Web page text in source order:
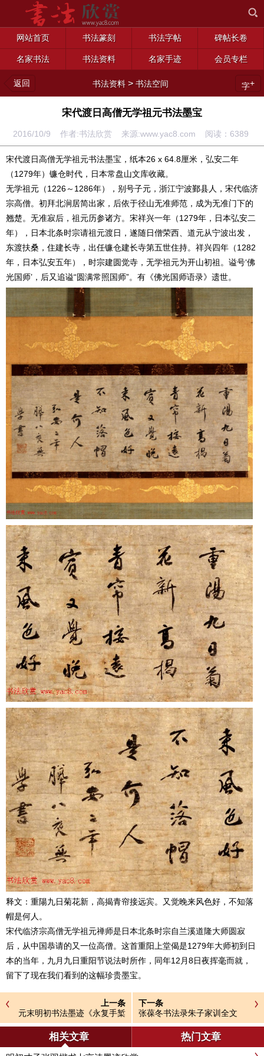
网站首页 书法篆刻 书法字帖 碑帖长卷
名家书法 书法资料 名家手迹 会员专栏
返回 书法资料 >书法空间 字+
宋代渡日高僧无学祖元书法墨宝
2016/10/9 作者:书法欣赏 来源:www.yac8.com 阅读： 6389
宋代渡日高僧无学祖元书法墨宝，纸本26 x 64.8厘米，弘安二年
（1279年）镰仓时代，日本常盘山文库收藏。
无学祖元（1226～1286年），别号子元，浙江宁波鄞县人，宋代临济
宗高僧。初拜北涧居简出家，后依于径山无准师范，成为无准门下的
翘楚。无准寂后，祖元历参诸方。宋祥兴一年（1279年，日本弘安二
年），日本北条时宗请祖元渡日，遂随日僧荣西、道元从宁波出发，
东渡扶桑，住建长寺，出任镰仓建长寺第五世住持。祥兴四年（1282
年，日本弘安五年），时宗建圆觉寺，无学祖元为开山初祖。谥号‘佛
光国师’，后又追谥“圆满常照国师”。有《佛光国师语录》遗世。
释文：重陽九日菊花新，高揭青帘接远宾。又觉晚来风色好，不知落
帽是何人。
宋代临济宗高僧无学祖元禅师是日本北条时宗自兰溪道隆大师圆寂
后，从中国恭请的又一位高僧。这首重阳上堂偈是1279年大师初到日
本的当年，九月九日重阳节说法时所作，同年12月8日夜挥毫而就，
留下了现在我们看到的这幅珍贵墨宝。
上一条
元末明初书法墨迹《永复手椠
拜记》
下一条
张葆冬书法录朱子家训全文
相关文章 热门文章